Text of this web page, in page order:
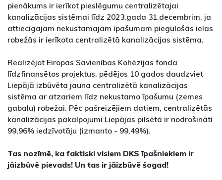
pienākums ir ierīkot pieslēgumu centralizētajai
kanalizācijas sistēmai līdz 2023.gada 31.decembrim, ja
attiecīgajam nekustamajam īpašumam piegulošās ielas
robežās ir ierīkota centralizētā kanalizācijas sistēma.
Realizējot Eiropas Savienības Kohēzijas fonda
līdzfinansētos projektus, pēdējos 10 gados daudzviet
Liepājā izbūvēta jauna centralizētā kanalizācijas
sistēma ar atzariem līdz nekustamo īpašumu (zemes
gabalu) robežai. Pēc pašreizējiem datiem, centralizētās
kanalizācijas pakalpojumi Liepājas pilsētā ir nodrošināti
99,96% iedzīvotāju (izmanto - 99,49%).
Tas nozīmē, ka faktiski visiem DKS īpašniekiem ir
jāizbūvē pievads! Un tas ir jāizbūvē šogad!